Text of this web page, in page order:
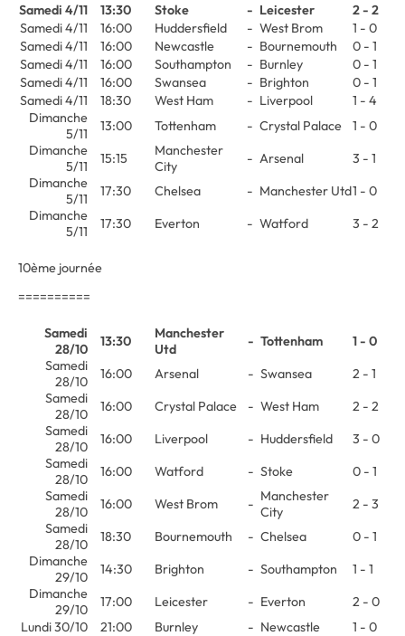
Samedi 4/11 13:30 Stoke - Leicester
2 - 2
Samedi 4/11
16:00 Huddersfield - West Brom
1 - 0
Samedi 4/11
16:00 Newcastle - Bournemouth
0 - 1
Samedi 4/11
16:00 Southampton - Burnley
0 - 1
Samedi 4/11
16:00 Swansea - Brighton
0 - 1
Samedi 4/11
18:30 West Ham - Liverpool
1 - 4
Dimanche
5/11
13:00 Tottenham - Crystal Palace
1 - 0
Dimanche
5/11
15:15
Manchester
City
- Arsenal
3 - 1
Dimanche
5/11
17:30 Chelsea - Manchester Utd1 - 0
Dimanche
5/11
17:30 Everton - Watford 3 - 2
10ème journée
==========
Samedi
28/10
13:30
Manchester
Utd
- Tottenham
1 - 0
Samedi
28/10
16:00 Arsenal - Swansea
2 - 1
Samedi
28/10
16:00 Crystal Palace - West Ham
2 - 2
Samedi
28/10
16:00 Liverpool - Huddersfield
3 - 0
Samedi
28/10
16:00 Watford - Stoke
0 - 1
Samedi
28/10
16:00 West Brom - Manchester
City
2 - 3
Samedi
28/10
18:30 Bournemouth - Chelsea
0 - 1
Dimanche
29/10
14:30 Brighton - Southampton
1 - 1
Dimanche
29/10
17:00 Leicester - Everton
2 - 0
Lundi 30/10
21:00 Burnley - Newcastle 1 - 0